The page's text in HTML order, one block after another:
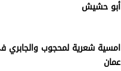
أبو حشيش
امسية شعرية لمحجوب والجابري
عمان